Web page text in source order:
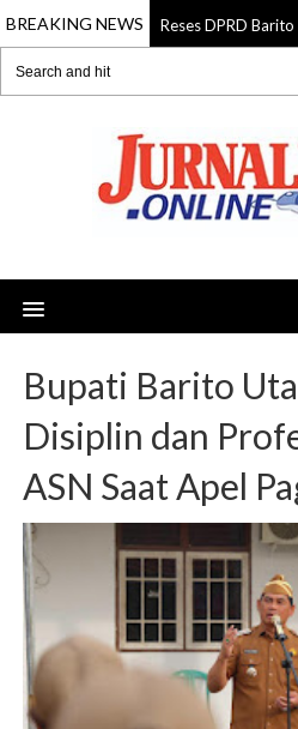
BREAKING NEWS
07 Aug 2026 Reses DPRD
Bupati Barito
Disiplin dan
ASN Saat Apel